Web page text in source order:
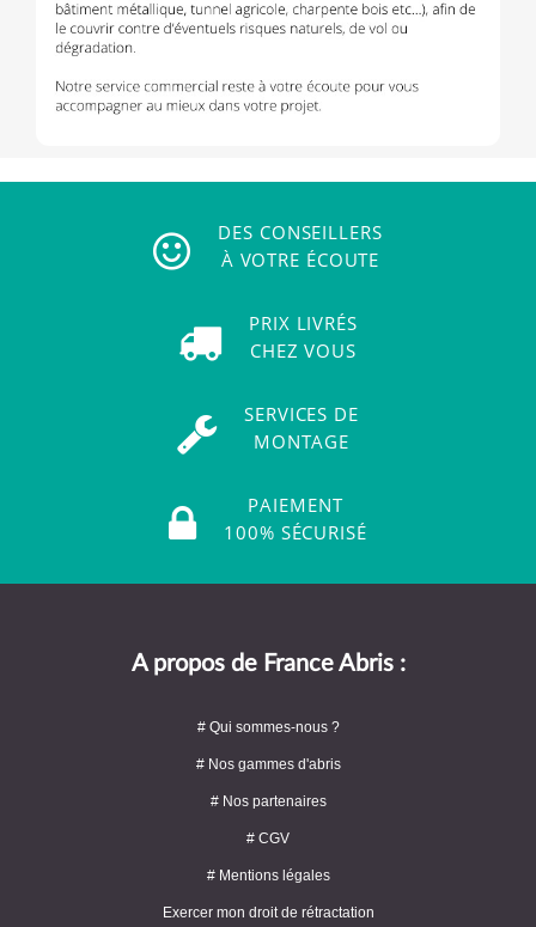
DES CONSEILLERS
À VOTRE ÉCOUTE
PRIX LIVRÉS
CHEZ VOUS
SERVICES DE
MONTAGE
PAIEMENT
100% SÉCURISÉ
A propos de France Abris :
# Qui sommes-nous ?
# Nos gammes d'abris
# Nos partenaires
# CGV
# Mentions légales
Exercer mon droit de rétractation